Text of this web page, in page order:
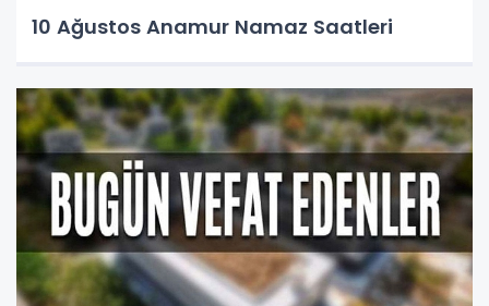
10 Ağustos Anamur Namaz Saatleri